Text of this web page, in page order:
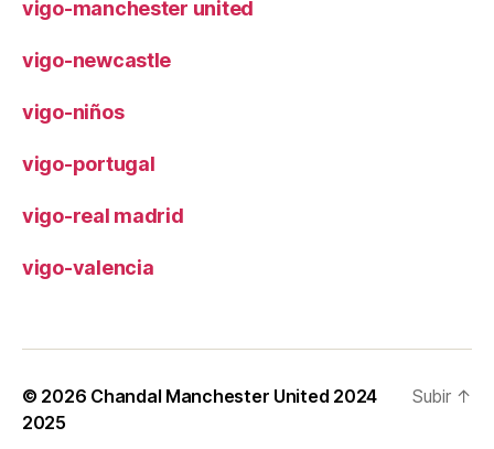
vigo-manchester united
vigo-newcastle
vigo-niños
vigo-portugal
vigo-real madrid
vigo-valencia
© 2026 Chandal Manchester United 2024
2025
Subir ↑